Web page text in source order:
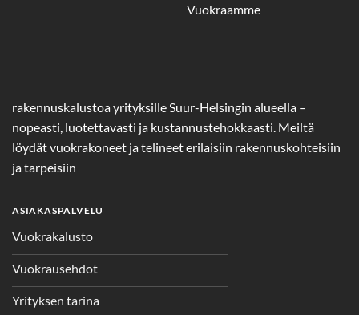
Vuokraamme
rakennuskalustoa yrityksille Suur-Helsingin alueella –
nopeasti, luotettavasti ja kustannustehokkaasti. Meiltä
löydät vuokrakoneet ja telineet erilaisiin rakennuskohteisiin
ja tarpeisiin
ASIAKASPALVELU
Vuokrakalusto
Vuokrausehdot
Yrityksen tarina